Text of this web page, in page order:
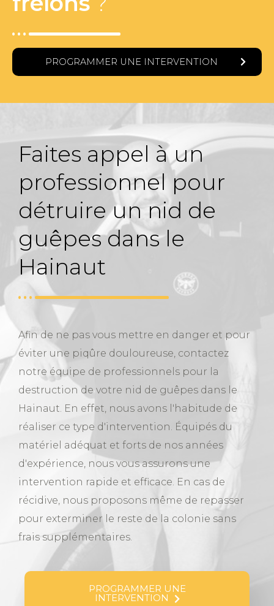
PROGRAMMER UNE INTERVENTION
Faites appel à un
professionnel pour
détruire un nid de
guêpes dans le
Hainaut
Afin de ne pas vous mettre en danger et pour
éviter une piqûre douloureuse, contactez
notre équipe de professionnels pour la
destruction de votre nid de guêpes dans le
Hainaut. En effet, nous avons l'habitude de
réaliser ce type d'intervention. Équipés du
matériel adéquat et forts de nos années
d'expérience, nous vous assurons une
intervention rapide et efficace. En cas de
récidive, nous proposons même de repasser
pour exterminer le reste de la colonie sans
frais supplémentaires.
PROGRAMMER UNE
INTERVENTION